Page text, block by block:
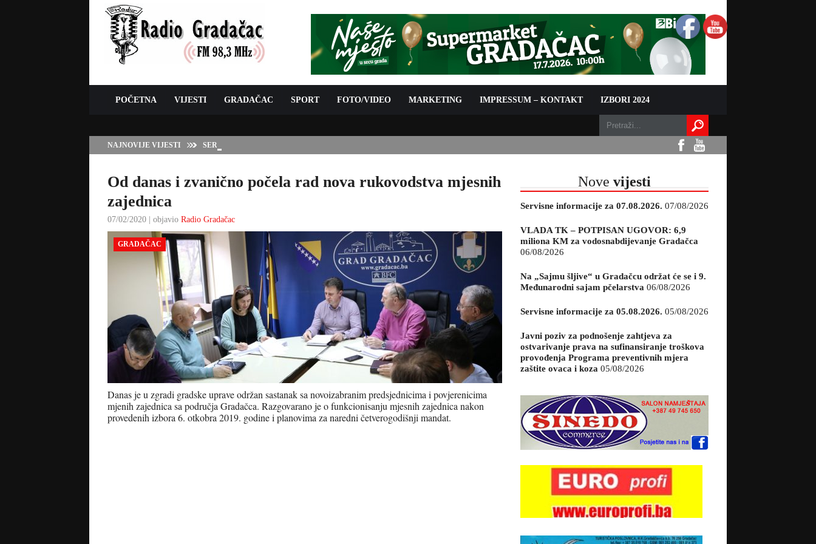
POČETNA VIJESTI GRADAČAC SPORT FOTO/VIDEO MARKETING IMPRESSUM – KONTAKT IZBORI 2024
NAJNOVIJE VIJESTI SERVISNE INFORMACIJE ZA 07.08.2026.
Od danas i zvanično počela rad nova rukovodstva mjesnih
zajednica
07/02/2020 | objavio Radio Gradačac
GRADAČAC
Danas je u zgradi gradske uprave održan sastanak sa novoizabranim predsjednicima i povjerenicima
mjenih zajednica sa područja Gradačca. Razgovarano je o funkcionisanju mjesnih zajednica nakon
provedenih izbora 6. otkobra 2019. godine i planovima za naredni četverogodišnji mandat.
Nove vijesti
Servisne informacije za 07.08.2026. 07/08/2026
VLADA TK – POTPISAN UGOVOR: 6,9
miliona KM za vodosnabdijevanje Gradačca
06/08/2026
Na „Sajmu šljive“ u Gradačcu održat će se i 9.
Međunarodni sajam pčelarstva 06/08/2026
Servisne informacije za 05.08.2026. 05/08/2026
Javni poziv za podnošenje zahtjeva za
ostvarivanje prava na sufinansiranje troškova
provođenja Programa preventivnih mjera
zaštite ovaca i koza 05/08/2026